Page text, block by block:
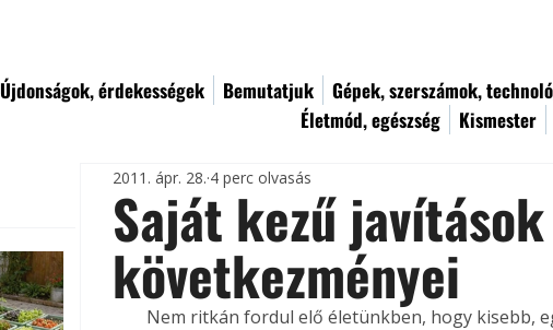
Újdonságok, érdekességek Bemutatjuk Gépek, szerszámok,
Életmód, egészség
Kismester
Saját kezű
következményei
2011. ápr. 28. 4 perc olvasás
Nem ritkán fordul elő életünkben, hogy kisebb,